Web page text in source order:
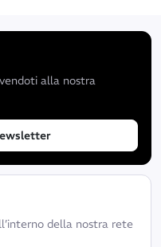
alla nostra
della nostra rete